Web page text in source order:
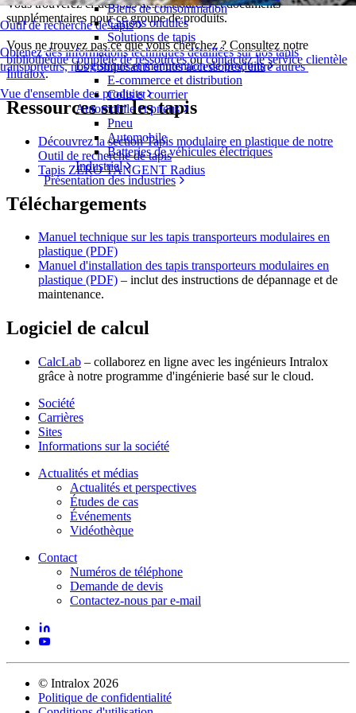
Outil de recherche de tapis
Obtenez des informations techniques détaillées sur nos tapis
transporteurs, nos composants et nos accessoires, entre autres
Vue d'ensemble des produits
Biens de consommation
Cartons ondulés
Solutions de tapis
Logistique et manutention de produits
E-commerce et distribution
Colis et courrier
Automobile et pneus
Pneu
Automobile
Batteries de véhicules électriques
Industriel
Présentation des industries
Vous trouverez ci-dessous des ressources et documents
supplémentaires pour ce groupe de produits.
Vous ne trouvez pas ce que vous cherchez ? Consultez notre
bibliothèque complète de ressourcesoucontactez le service clientèle
Intralox.
Ressources sur les tapis
Découvrez la section Tapis modulaire en plastique de notre
Outil de recherche de tapis
Tapis ZERO TANGENT Radius
Téléchargements
Manuel technique sur les tapis transporteurs modulaires en
plastique (PDF)
Manuel d'installation des tapis transporteurs modulaires en
plastique (PDF) – inclut des instructions de dépannage et de
maintenance.
Logiciel de calcul
CalcLab – collaborez en ligne avec les ingénieurs Intralox
grâce à notre programme d'ingénierie basé sur le cloud.
Société
Carrières
Sites
Informations sur la société
Actualités et médias
Actualités et perspectives
Études de cas
Événements
Vidéothèque
Contact
Numéros de téléphone
Demande de devis
Contactez-nous par e-mail
© Intralox 2026
Politique de confidentialité